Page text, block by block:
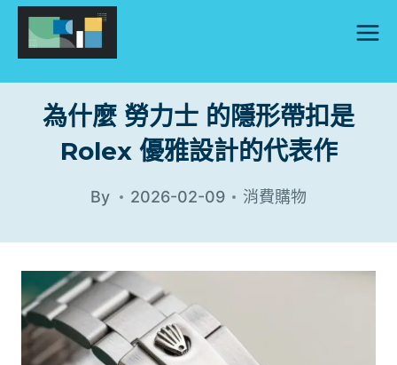
Skip
content
為什麼 勞力士 的隱形帶扣是
Rolex 優雅設計的代表作
By 2026-02-09 消費購物